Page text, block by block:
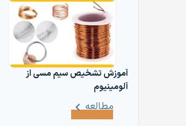
آموزش تشخیص سیم مسی از
آلومینیوم
مطالعه